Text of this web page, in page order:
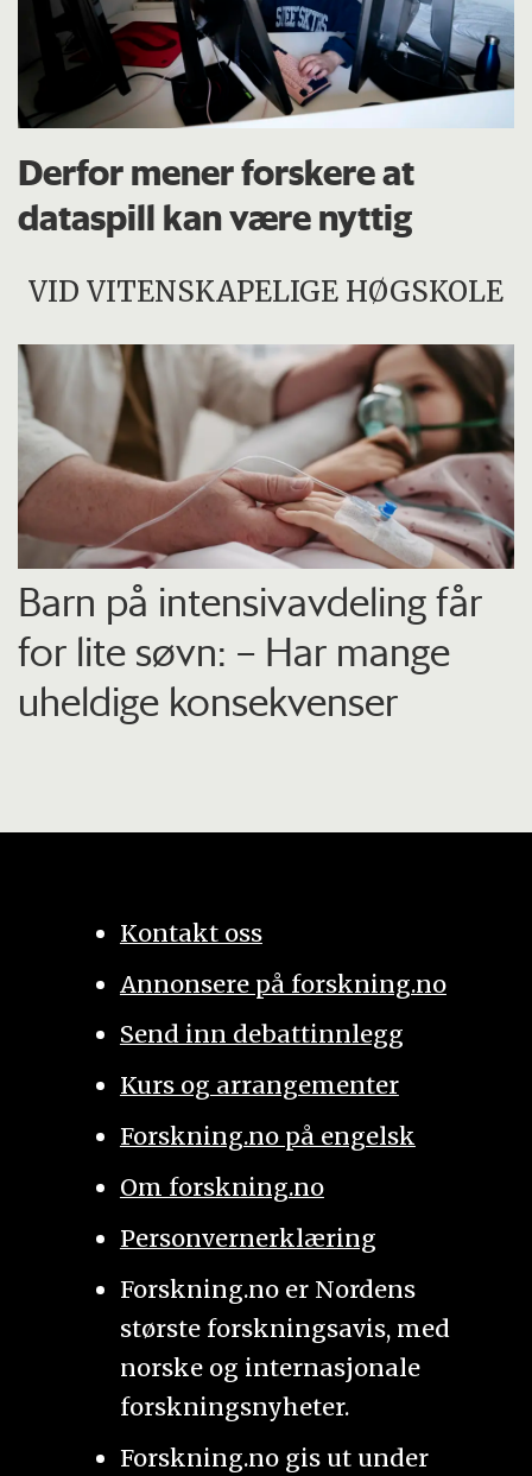
Derfor mener forskere at
dataspill kan være nyttig
VID VITENSKAPELIGE HØGSKOLE
Barn på intensiv­avdeling får
for lite søvn: – Har mange
uheldige konsekvenser
Kontakt oss
Annonsere på forskning.no
Send inn debattinnlegg
Kurs og arrangementer
Forskning.no på engelsk
Om forskning.no
Personvernerklæring
Forskning.no er Nordens
største forskningsavis, med
norske og internasjonale
forskningsnyheter.
Forskning.no gis ut under